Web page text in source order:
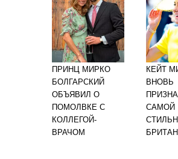
ПРИНЦ МИРКО
БОЛГАРСКИЙ
ОБЪЯВИЛ О
ПОМОЛВКЕ С
КОЛЛЕГОЙ-
ВРАЧОМ
КЕЙТ
ВНОВЬ
САМОЙ